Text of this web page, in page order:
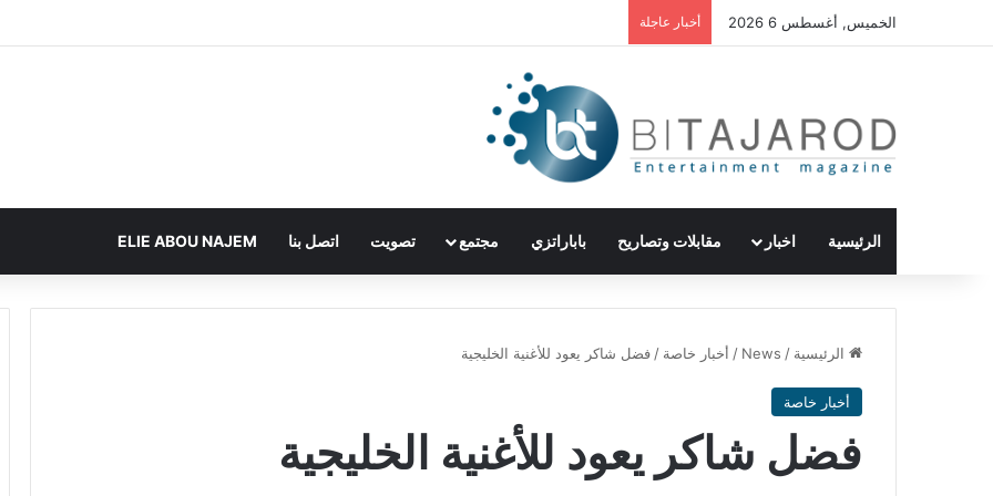
الخميس, أغسطس 6 2026 أخبار عاجلة
الرئيسية اخبار مقابلات وتصاريح باباراتزي مجتمع تصويت اتصل بنا ELIE ABOU NAJEM
الرئيسية /
News
/ أخبار خاصة /فضل شاكر يعود للأغنية الخليجية
أخبار خاصة
فضل شاكر يعود للأغنية الخليجية